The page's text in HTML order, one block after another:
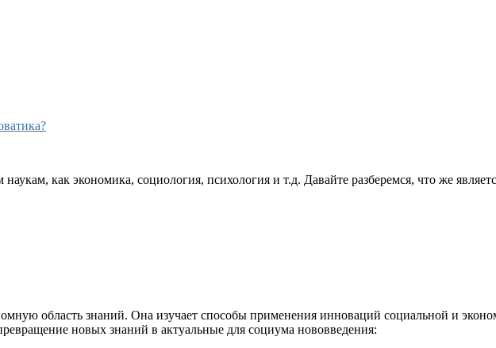
как экономика, социология, психология и т.д. Давайте разберемся, что же
область знаний. Она изучает способы применения инноваций социальной и
новых знаний в актуальные для социума нововведения: